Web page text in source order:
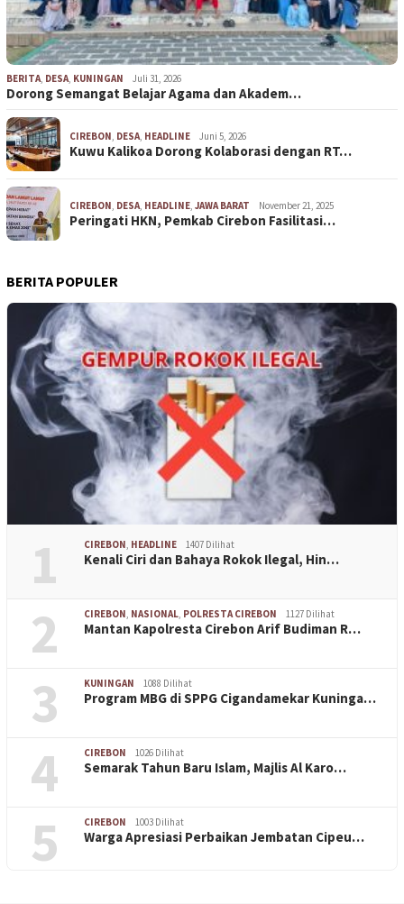
BERITA, DESA, KUNINGAN Juli 31, 2026
Dorong Semangat Belajar Agama dan Akadem…
CIREBON, DESA, HEADLINE Juni 5, 2026
Kuwu Kalikoa Dorong Kolaborasi dengan RT…
CIREBON, DESA, HEADLINE, JAWA BARAT November 21, 2025
Peringati HKN, Pemkab Cirebon Fasilitasi…
BERITA POPULER
1 CIREBON, HEADLINE 1407 Dilihat
Kenali Ciri dan Bahaya Rokok Ilegal, Hin…
2 CIREBON, NASIONAL, POLRESTA CIREBON 1127 Dilihat
Mantan Kapolresta Cirebon Arif Budiman R…
3 KUNINGAN 1088 Dilihat
Program MBG di SPPG Cigandamekar Kuninga…
4 CIREBON 1026 Dilihat
Semarak Tahun Baru Islam, Majlis Al Karo…
5 CIREBON 1003 Dilihat
Warga Apresiasi Perbaikan Jembatan Cipeu…